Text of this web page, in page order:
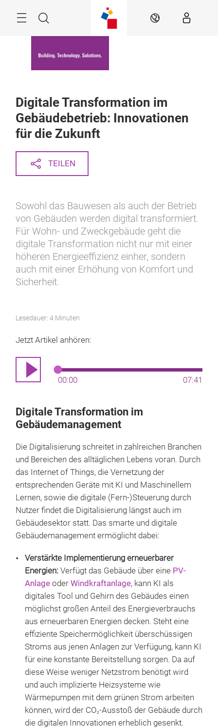
Suche DE
Digitale Transformation im
Gebäudebetrieb: Innovationen
für die Zukunft
TEILEN
Sowohl das Bauwesen als auch der Betrieb
von Gebäuden werden digital transformiert.
Für Wohn- und Zweckgebäude geht die
digitale Transformation nicht nur mit einer
höheren Energieeffizienz einher, sondern
auch mit einer Erhöhung von Komfort und
Sicherheit.
Lesedauer: 4 Minuten
Jetzt Artikel anhören:
00:00 07:41
Digitale Transformation im
Gebäudemanagement
Die Digitalisierung schreitet in zahlreichen Branchen
und Bereichen des alltäglichen Lebens voran. Durch
das Internet of Things, die Vernetzung der
entsprechenden Geräte mit KI und Maschinellem
Lernen, sowie die digitale (Fern-)Steuerung durch
Nutzer findet die Digitalisierung längst auch im
Gebäudesektor statt. Das smarte und digitale
Gebäudemanagement ermöglicht dabei:
Verstärkte Implementierung erneuerbarer
Energien: Verfügt das Gebäude über eine PV-
Anlage oder Windkraftanlage, kann KI als
digitales Tool und Gehirn des Gebäudes einen
möglichst großen Anteil des Energieverbrauchs
aus erneuerbaren Energien decken. Steht eine
effiziente Speichermöglichkeit überschüssigen
Stroms aus jenen Anlagen zur Verfügung, kann KI
für eine konstante Bereitstellung sorgen. Da auf
diese Weise weniger Netzstrom benötigt wird
und auch implizierte Heizsysteme wie
Wärmepumpen mit dem grünen Strom arbeiten
können, wird der CO2-Ausstoß der Gebäude durch
die digitalen Innovationen erheblich gesenkt.